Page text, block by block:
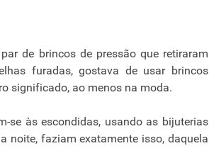
de brincos de pressão que retiraram
furadas, gostava de usar brincos
significado, ao menos na moda.
se às escondidas, usando as bijuterias
noite, faziam exatamente isso, daquela